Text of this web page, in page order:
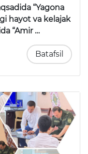
“Yagona
hayot va kelajak
“Amir …
Batafsil